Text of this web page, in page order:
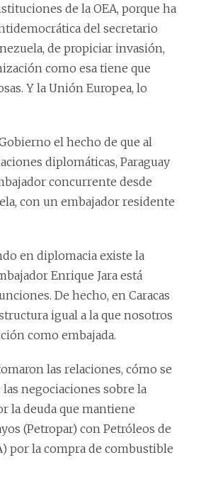
de la OEA, porque ha
del secretario
de propiciar invasión,
como esa tiene que
Y la Unión Europea, lo
el hecho de que al
diplomáticas, Paraguay
concurrente desde
con un embajador residente
en diplomacia existe la
Enrique Jara está
De hecho, en Caracas
igual a la que nosotros
como embajada.
las relaciones, cómo se
negociaciones sobre la
la deuda que mantiene
(Petropar) con Petróleos de
por la compra de combustible